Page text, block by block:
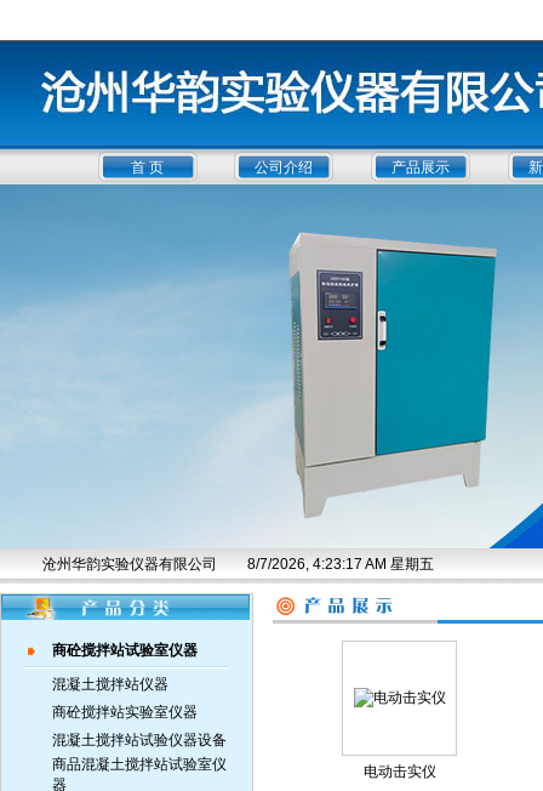
首 页 公司介绍 产品展示
沧州华韵实验仪器有限公司 8/7/2026, 4:23:17 AM 星期五
商砼搅拌站试验室仪器
混凝土搅拌站仪器
商砼搅拌站实验室仪器
混凝土搅拌站试验仪器设备
商品混凝土搅拌站试验室仪
器
电动击实仪